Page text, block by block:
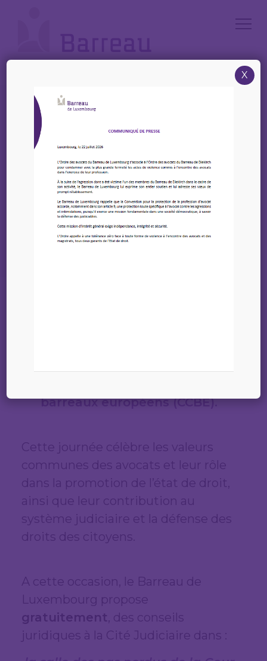
Accueil News
Vendredi 24 Octobre 2025 – Journée Européenne des Avocats – Salle
des pas perdus de 8h à 19h
Vendredi 24 Octobre
2025 – Journée
Européenne des
Avocats – Salle des pas
barreaux européens (CCBE).
Cette journée célèbre les valeurs
communes des avocats et leur rôle
dans la promotion de l’état de droit,
ainsi que leur contribution au
système judiciaire et la défense des
droits des citoyens.
A cette occasion, le Barreau de
Luxembourg propose
gratuitement , des conseils
juridiques à la Cité Judiciaire dans :
X